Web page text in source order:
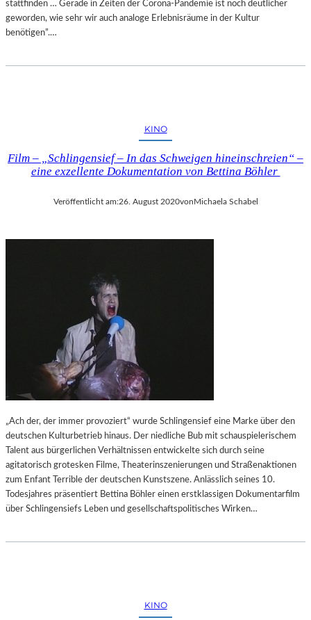
stattfinden … Gerade in Zeiten der Corona-Pandemie ist noch deutlicher
geworden, wie sehr wir auch analoge Erlebnisräume in der Kultur
benötigen”.…
KINO
Film – „Schlingensief – In das Schweigen hineinschreien“ –
eine exzellente Dokumentation von Bettina Böhler
Veröffentlicht am:26. August 2020vonMichaela Schabel
„Ach der, der immer provoziert“ wurde Schlingensief eine Marke über den
deutschen Kulturbetrieb hinaus. Der niedliche Bub mit schauspielerischem
Talent aus bürgerlichen Verhältnissen entwickelte sich durch seine
agitatorisch grotesken Filme, Theaterinszenierungen und Straßenaktionen
zum Enfant Terrible der deutschen Kunstszene. Anlässlich seines 10.
Todesjahres präsentiert Bettina Böhler einen erstklassigen Dokumentarfilm
über Schlingensiefs Leben und gesellschaftspolitisches Wirken…
KINO